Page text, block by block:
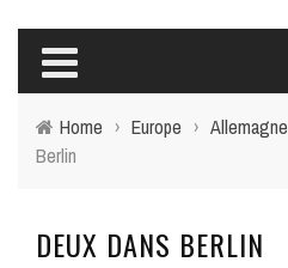
Home › Europe › Allemagne
Berlin
DEUX DANS BERLIN